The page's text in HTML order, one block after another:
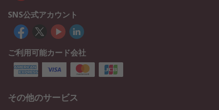
SNS公式アカウント
ご利用可能カード会社
その他のサービス